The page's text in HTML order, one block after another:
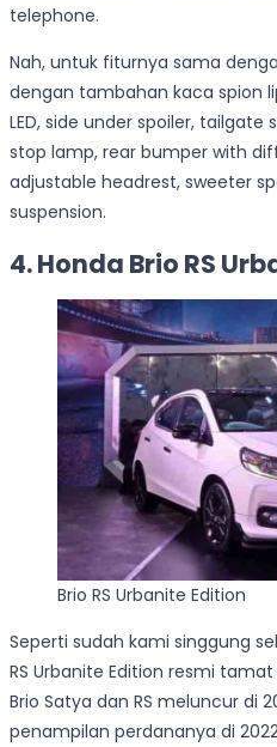
telephone.
Nah, untuk fiturnya sama
dengan tambahan kaca spion
LED, side under spoiler, tailgate
stop lamp, rear bumper with
adjustable headrest, sweeter
suspension.
4. Honda Brio RS
Brio RS Urbanite Edition
Seperti sudah kami singgung
RS Urbanite Edition resmi
Brio Satya dan RS meluncur di
penampilan perdananya di